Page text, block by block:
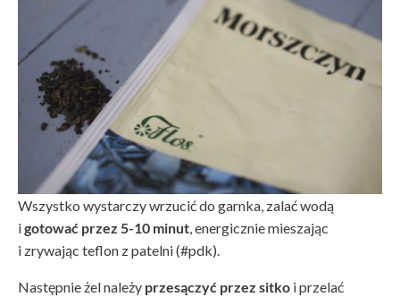
Wszystko wystarczy wrzucić do garnka, zalać wodą
igotować przez 5-10 minut, energicznie mieszając
i zrywając teflon z patelni (#pdk).
Następnie żel należy przesączyć przez sitko i przelać